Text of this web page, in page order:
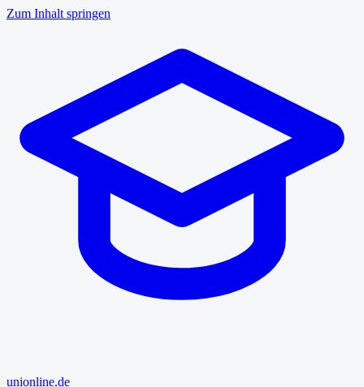
Zum Inhalt springen
unionline.de